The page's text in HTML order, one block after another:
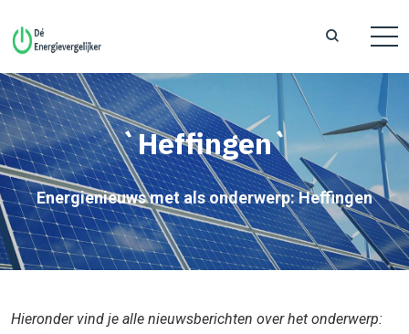
`Heffingen`
Energienieuws met als onderwerp: Heffingen
Hieronder vind je alle nieuwsberichten over het onderwerp: